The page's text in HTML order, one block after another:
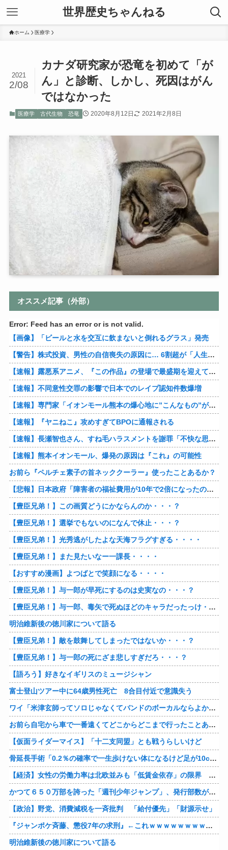
世界歴史ちゃんねる
ホーム 医療学
カナダ研究家が恐竜を初めて「が
ん」と診断、しかし、死因はがん
ではなかった
2021
2/08
医療学 古代生物 恐竜 2020年8月12日 2021年2月8日
オススメ記事（外部）
Error: Feed has an error or is not valid.
【画像】「ビールと水を交互に飲まないと倒れるグラス」発売
【警告】株式投資、男性の自信喪失の原因に… 6割超が「人生の敗者」自認
【速報】露悪系アニメ、『この作品』の登場で最盛期を迎えてしまう…
【速報】不同意性交罪の影響で日本でのレイプ認知件数爆増
【速報】専門家「イオンモール熊本の爆心地に”こんなもの”があったんだけど…」
【速報】『ヤニねこ』攻めすぎてBPOに通報される
【速報】長瀬智也さん、すね毛ハラスメントを謝罪「不快な思いをさせて申し訳ありませんでした」
【速報】熊本イオンモール、爆発の原因は『これ』の可能性
お前ら『ペルチェ素子の首ネッククーラー』使ったことあるか？
【悲報】日本政府「障害者の福祉費用が10年で2倍になったので抑制します」
【豊臣兄弟！】この画質どうにかならんのか・・・？
【豊臣兄弟！】選挙でもないのになんで休止・・・？
【豊臣兄弟！】光秀逃がしたよな天海フラグすぎる・・・・
【豊臣兄弟！】また見たいなー一課長・・・・
【おすすめ漫画】よつばとで笑顔になる・・・・
【豊臣兄弟！】与一郎が早死にするのは史実なの・・・？
【豊臣兄弟！】与一郎、毒矢で死ぬほどのキャラだったっけ・・・・
明治維新後の徳川家について語る
【豊臣兄弟！】敵を鼓舞してしまったではないか・・・？
【豊臣兄弟！】与一郎の死にざま悲しすぎだろ・・・？
【語ろう】好きなイギリスのミュージシャン
富士登山ツアー中に64歳男性死亡 8合目付近で意識失う
ワイ「米津玄師ってソロじゃなくてバンドのボーカルならよかったよね」
お前ら自宅から車で一番遠くてどこからどこまで行ったことある？
【仮面ライダーマイス】「十二支同盟」とも戦うらしいけど
骨延長手術「0.2％の確率で一生歩けない体になるけど足が10cm伸びます」←コスパ良すぎるだろ
【経済】女性の労働力率は北欧並みも「低賃金依存」の限界 団塊世代の完全引退で、企業が迫られる“最後の選択”
かつて６５０万部を誇った「週刊少年ジャンプ」、発行部数が初の100万部割れ
【政治】野党、消費減税を一斉批判 「給付優先」「財源示せ」
『ジャンポケ斉藤、懲役7年の求刑』←これｗｗｗｗｗｗｗｗｗｗｗｗｗｗｗｗｗｗ
明治維新後の徳川家について語る